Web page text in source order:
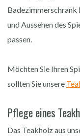
Badezimmerschrank
und Aussehen des
passen.
Möchten Sie Ihren
sollten Sie unsere
Pflege eines
Das Teakholz aus